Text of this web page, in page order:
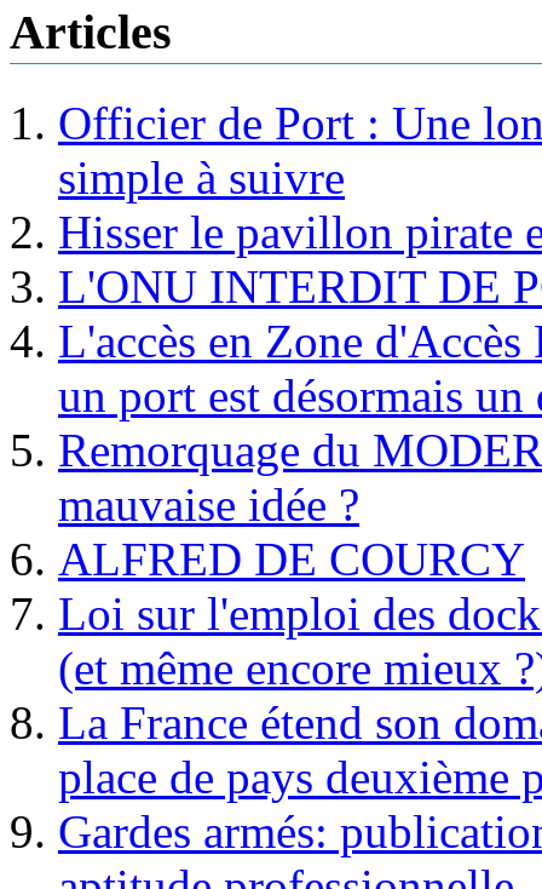
Articles
Officier de Port : Une
simple à suivre
Hisser le pavillon pirate
L'ONU INTERDIT DE
L'accès en Zone
un port est désormais un
Remorquage du
mauvaise idée ?
ALFRED DE COURCY
Loi sur l'emploi des
(et même encore mieux
La France étend son
place de pays deuxième
Gardes armés: